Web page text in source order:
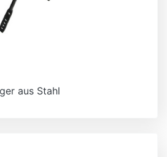
aus Stahl